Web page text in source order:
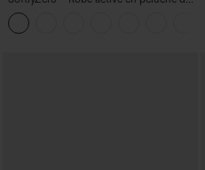
nu — Édition Hyper Facile